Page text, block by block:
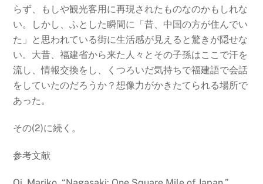
らず、もしや観光客用に再現されたものなのかもしれな
い。しかし、ふとした瞬間に「昔、中国の方が住んでい
た」と思われている街に生活感が見えると驚きが隠せな
い。大昔、福建省から来た人々とその子孫はここで汗を
流し、情報交換をし、くつろいだ気持ちで福建語で会話
をしていたのだろうか？想像力がかきたてられる場所で
あった。
その(2)に続く。
参考文献